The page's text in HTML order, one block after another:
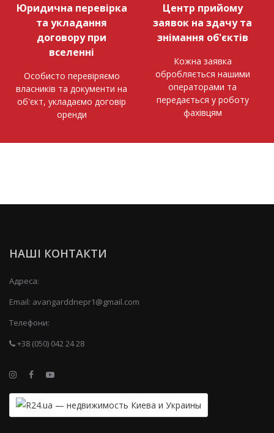
Юридична перевірка
та укладання
договору при
вселенні
Особисто перевіряємо
власників та документи на
об'єкт, укладаємо договір
оренди
Центр прийому
заявок на здачу та
знімання об'єктів
Кожна заявка
обробляється нашими
операторами та
передається у роботу
фахівцям
НАШІ КОНТАКТИ
Адреса:
Email: avangarddnepr1@gmail.com
Телефони:
+38 (050) 042 24 28